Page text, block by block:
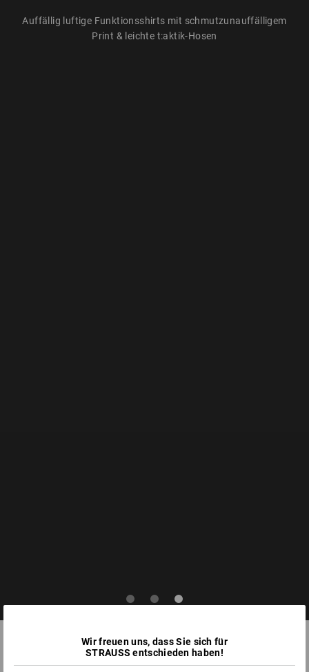
Auffällig luftige Funktionsshirts mit schmutzunauffälligem
Print & leichte t:aktik-Hosen
Wir freuen uns, dass Sie sich für
STRAUSS entschieden haben!